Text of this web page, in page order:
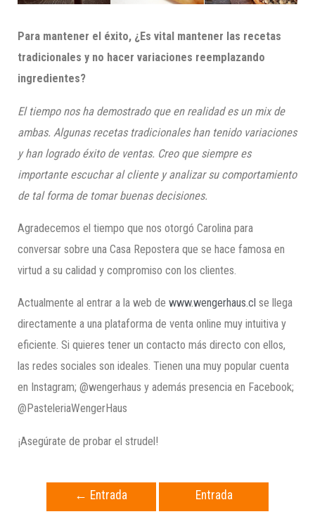
Para mantener el éxito, ¿Es vital mantener las recetas
tradicionales y no hacer variaciones reemplazando
ingredientes?
El tiempo nos ha demostrado que en realidad es un mix de
ambas. Algunas recetas tradicionales han tenido variaciones
y han logrado éxito de ventas. Creo que siempre es
importante escuchar al cliente y analizar su comportamiento
de tal forma de tomar buenas decisiones.
Agradecemos el tiempo que nos otorgó Carolina para
conversar sobre una Casa Repostera que se hace famosa en
virtud a su calidad y compromiso con los clientes.
Actualmente al entrar a la web dewww.wengerhaus.cl se llega
directamente a una plataforma de venta online muy intuitiva y
eficiente. Si quieres tener un contacto más directo con ellos,
las redes sociales son ideales. Tienen una muy popular cuenta
en Instagram; @wengerhaus y además presencia en Facebook;
@PasteleriaWengerHaus
¡Asegúrate de probar el strudel!
← Entrada
Entrada